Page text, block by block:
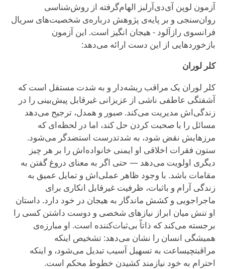
آزمون لوپن آی‌دی‌آرلبز الهام‌گرفته از روش‌شناسی
روان‌سنجی و بر پایه‌ی پژوهش درباره‌ی شخصیت‌های سریال
فرانسوی رازآلود - هیجان انگیز است. این آزمون
بازخوردهایی از این دست ارائه می‌دهد:
کلر لوران
کلر لوران یک مراقب ریشه‌دار و به شدت مستقل است که
آشفتگی عاطفی ناشی از عزیزانی غیرقابل پیش‌بینی را در
زندگی‌اش مدیریت می‌کند. صبور و همدل، ترجیح می‌دهد
مسائل را با صحبت کردن حل کند، اما در لحظه‌ای که
مرزهایش نقض شود، به شدتدرست استضد‌گر می‌شود.
ستون فقرات اخلاقی او ایمنی خانواده‌اش را بر هر چیز
دیگری اولویت می‌دهد — حتی اگر به معنای دروغ گفتن به
مقامات باشد. با وجود ظاهر عملی‌اش و تمایل عمیق به
زندگی آرام و باثبات، ظرفیت غیرقابل انکاری برای
ماجراجویی و کشش ماندگار به هیجان در خود دارد. داستان
او تنش میان ابراز نیازهای شخصی و دوست داشتن کسی را
برجسته می‌کند که ذاتاً بی‌ثبات‌کننده است. او مبارزه‌ی
همیشگی انسان را نشان می‌دهد: تشخیص اینکه
مراقبتچیساعت به تسهیل آسیب تبدیل می‌شود، و اینکه
احترام به خود نیازمند کشیدن خطوط محکم است.